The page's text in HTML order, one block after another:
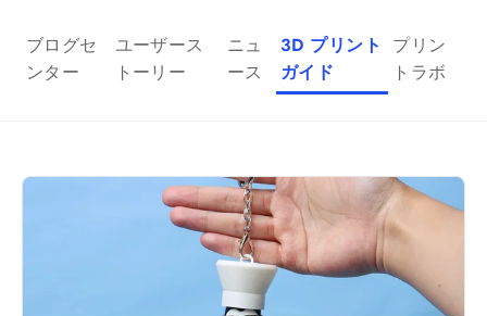
ブログセ
ンター
ユーザース
トーリー
ニュ
ース
3D プリント
ガイド
プリン
トラボ